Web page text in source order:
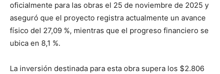
oficialmente para las obras el 25 de noviembre de 2025 y
aseguró que el proyecto registra actualmente un avance
físico del 27,09 %, mientras que el progreso financiero se
ubica en 8,1 %.
La inversión destinada para esta obra supera los $2.806